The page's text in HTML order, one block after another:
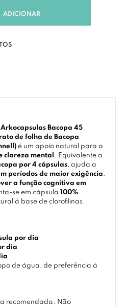
ADICIONAR
Arkocapsulas Bacopa 45
de folha de Bacopa
é um apoio natural para a
clareza mental . Equivalente a
por 4 cápsulas, ajuda a
períodos de maior exigência,
a função cognitiva em
se em cápsula 100%
à base de clorofilinas.
por dia
dia
de água, de preferência à
recomendada. Não